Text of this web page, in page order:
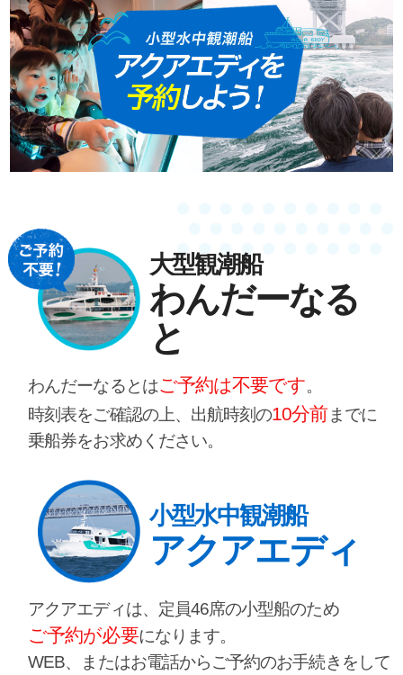
大型観潮船
わんだーなる
と
わんだーなるとはご予約は不要です。
時刻表をご確認の上、出航時刻の10分前 までに
乗船券をお求めください。
小型水中観潮船
アクアエディ
アクアエディは、定員46席の小型船のため
ご予約が必要になります。
WEB、またはお電話からご予約のお手続きをして